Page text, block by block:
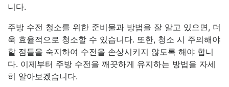
니다.
주방 수전 청소를 위한 준비물과 방법을 잘 알고 있으면, 더
욱 효율적으로 청소할 수 있습니다. 또한, 청소 시 주의해야
할 점들을 숙지하여 수전을 손상시키지 않도록 해야 합니
다. 이제부터 주방 수전을 깨끗하게 유지하는 방법을 자세
히 알아보겠습니다.